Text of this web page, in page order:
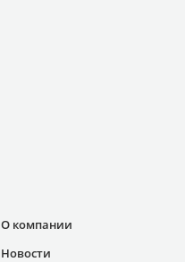
О компании
Новости